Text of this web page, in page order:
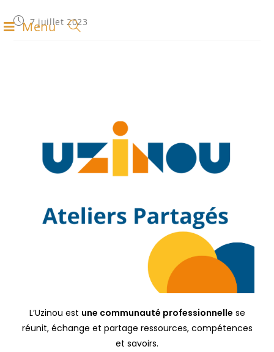
Menu
7 juillet 2023
L’Uzinou est une communauté professionnelle se
réunit, échange et partage ressources, compétences
et savoirs.